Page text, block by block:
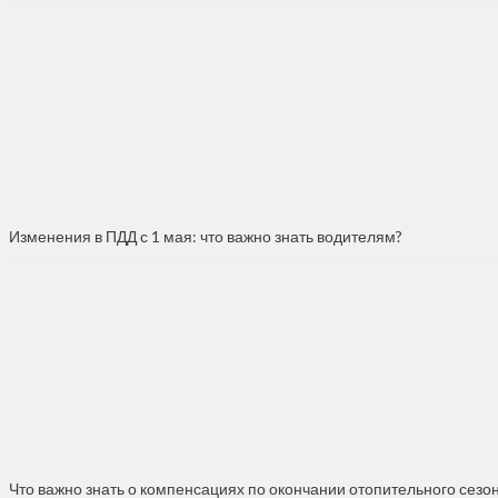
Изменения в ПДД с 1 мая: что важно знать водителям?
Что важно знать о компенсациях по окончании отопительного